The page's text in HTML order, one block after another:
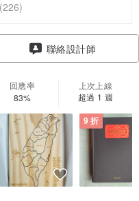
(226)
聯絡設計師
回應率
83%
上次上線
超過 1 週
9 折